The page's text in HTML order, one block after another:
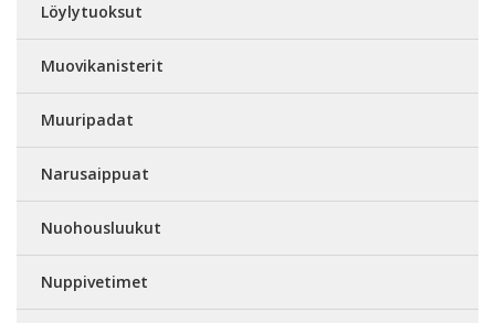
Löylytuoksut
Muovikanisterit
Muuripadat
Narusaippuat
Nuohousluukut
Nuppivetimet